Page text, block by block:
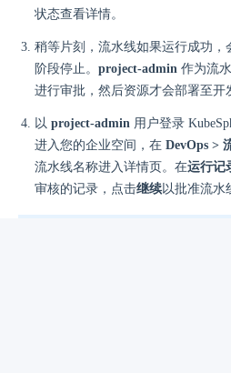
状态查看详情。
稍等片刻，流水线如果运行成功，
阶段停止。 project-admin 作为流
进行审批，然后资源才会部署至开
以 project-admin 用户登录
进入您的企业空间，在 DevOps >
流水线名称进入详情页。在运行记
审核的记录，点击继续以批准流水